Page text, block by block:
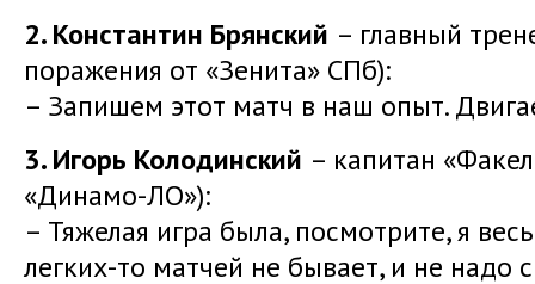
2. Константин Брянский – главный
поражения от «Зенита» СПб):
– Запишем этот матч в наш опыт.
3. Игорь Колодинский – капитан
«Динамо-ЛО»):
– Тяжелая игра была, посмотрите, я
легких-то матчей не бывает, и не надо